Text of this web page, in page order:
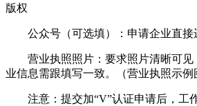
版权
公众号（可选填）：申请企业直接
营业执照照片：要求照片清晰可
业信息需跟填写一致。（营业执照示例
注意：提交加“V”认证申请后，工